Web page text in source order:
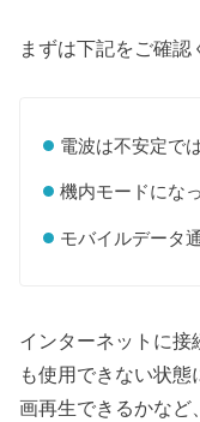
まずは下記をご確認
電波は不安定で
機内モードにな
モバイルデータ
インターネットに接
も使用できない状
画再生できるかなど